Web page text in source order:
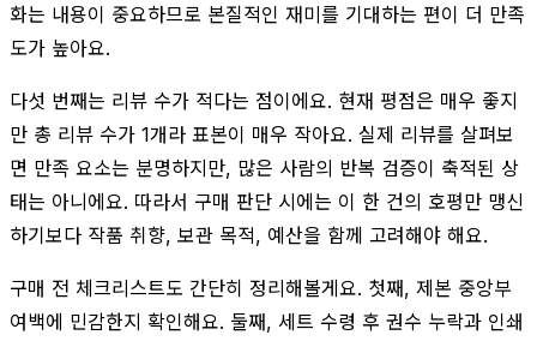
화는 내용이 중요하므로 본질적인 재미를 기대하는 편이 더 만족
도가 높아요.
다섯 번째는 리뷰 수가 적다는 점이에요. 현재 평점은 매우 좋지
만 총 리뷰 수가 1개라 표본이 매우 작아요. 실제 리뷰를 살펴보
면 만족 요소는 분명하지만, 많은 사람의 반복 검증이 축적된 상
태는 아니에요. 따라서 구매 판단 시에는 이 한 건의 호평만 맹신
하기보다 작품 취향, 보관 목적, 예산을 함께 고려해야 해요.
구매 전 체크리스트도 간단히 정리해볼게요. 첫째, 제본 중앙부
여백에 민감한지 확인해요. 둘째, 세트 수령 후 권수 누락과 인쇄